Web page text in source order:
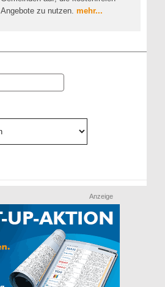
Angebote zu nutzen. mehr...
Anzeige